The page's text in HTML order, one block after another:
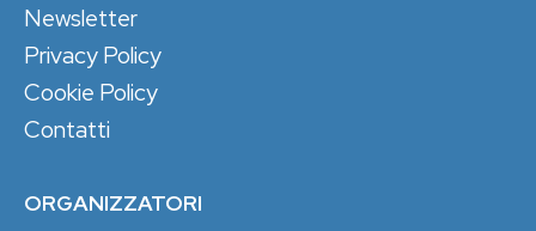
Newsletter
Privacy Policy
Cookie Policy
Contatti
ORGANIZZATORI